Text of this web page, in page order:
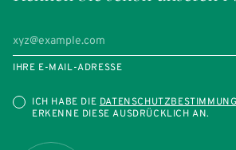
IHRE E-MAIL-ADRESSE
ICH HABE DIE
ERKENNE DIESE AUSDRÜCKLICH AN.